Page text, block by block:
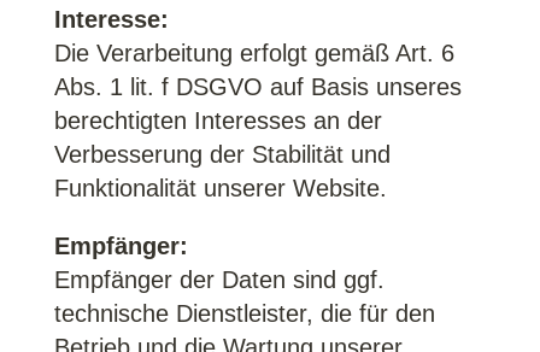
Interesse:
Die Verarbeitung erfolgt gemäß Art. 6
Abs. 1 lit. f DSGVO auf Basis unseres
berechtigten Interesses an der
Verbesserung der Stabilität und
Funktionalität unserer Website.
Empfänger:
Empfänger der Daten sind ggf.
technische Dienstleister, die für den